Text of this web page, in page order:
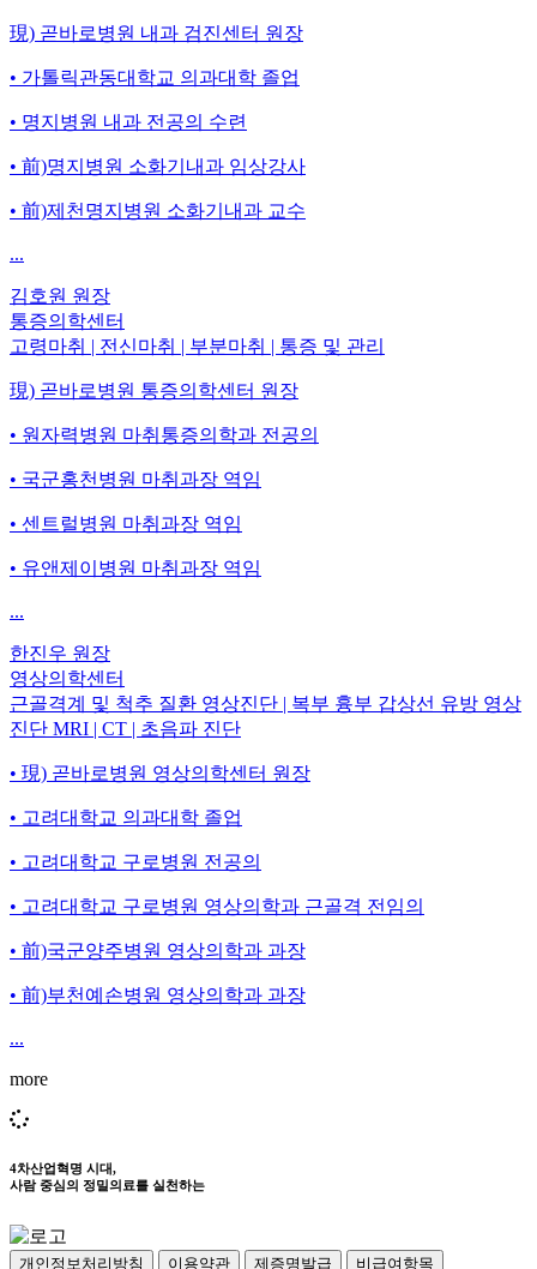
現) 곧바로병원 내과 검진센터 원장
• 가톨릭관동대학교 의과대학 졸업
• 명지병원 내과 전공의 수련
• 前)명지병원 소화기내과 임상강사
• 前)제천명지병원 소화기내과 교수
...
김호원 원장
통증의학센터
고령마취 | 전신마취 | 부분마취 | 통증 및 관리
現) 곧바로병원 통증의학센터 원장
• 원자력병원 마취통증의학과 전공의
• 국군홍천병원 마취과장 역임
• 센트럴병원 마취과장 역임
• 유앤제이병원 마취과장 역임
...
한진우 원장
영상의학센터
근골격계 및 척추 질환 영상진단 | 복부 흉부 갑상선 유방 영상
진단 MRI | CT | 초음파 진단
• 現) 곧바로병원 영상의학센터 원장
• 고려대학교 의과대학 졸업
• 고려대학교 구로병원 전공의
• 고려대학교 구로병원 영상의학과 근골격 전임의
• 前)국군양주병원 영상의학과 과장
• 前)부천예손병원 영상의학과 과장
...
more
4차산업혁명 시대,
사람 중심의 정밀의료를 실천하는
개인정보처리방침 이용약관 제증명발급 비급여항목